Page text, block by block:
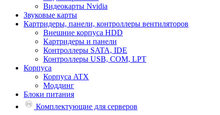
Видеокарты Nvidia
Звуковые карты
Картридеры, панели, контроллеры вентиляторов
Внешние корпуса HDD
Картридеры и панели
Контроллеры SATA, IDE
Контроллеры USB, COM, LPT
Корпуса
Корпуса ATX
Моддинг
Блоки питания
Комплектующие для серверов